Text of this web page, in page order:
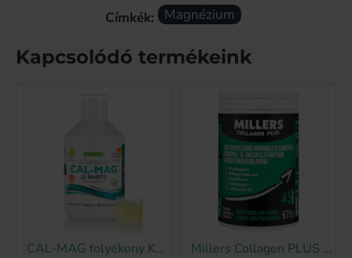
Címkék: Magnézium
Kapcsolódó termékeink
CAL-MAG folyékony Kálcium Magnézium Cink D3 és C vitamin, 500 ml Millers Collagen PLUS - kollagén por vitaminokkal és nyomelemekkel, 675g